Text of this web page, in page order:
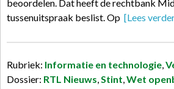
beoordelen. Dat heeft de rechtbank
tussenuitspraak beslist. Op [Lees
Rubriek: Informatie en technologie,
Dossier: RTL Nieuws,Stint,Wet